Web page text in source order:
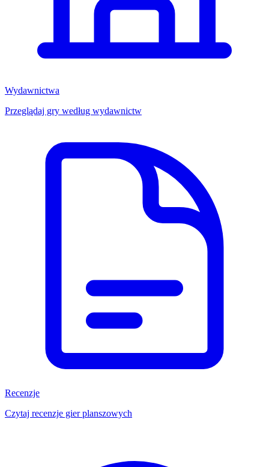
Wydawnictwa
Przeglądaj gry według wydawnictw
Recenzje
Czytaj recenzje gier planszowych